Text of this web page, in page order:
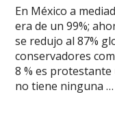
En México a
era de un 99%;
se redujo al 87%
conservadores
8 % es
no tiene ninguna …